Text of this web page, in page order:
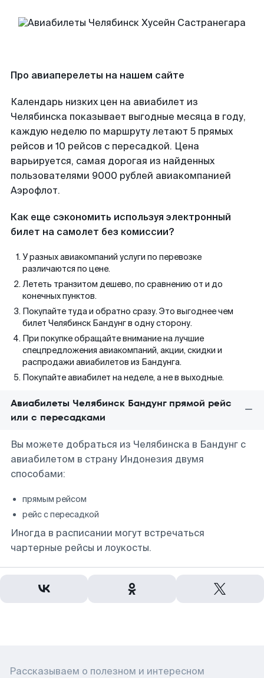
Про авиаперелеты на нашем сайте
Календарь низких цен на авиабилет из
Челябинска показывает выгодные месяца в году,
каждую неделю по маршруту летают 5 прямых
рейсов и 10 рейсов с пересадкой. Цена
варьируется, самая дорогая из найденных
пользователями 9000 рублей авиакомпанией
Аэрофлот.
Как еще сэкономить используя электронный
билет на самолет без комиссии?
У разных авиакомпаний услуги по перевозке
различаются по цене.
Лететь транзитом дешево, по сравнению от и до
конечных пунктов.
Покупайте туда и обратно сразу. Это выгоднее чем
билет Челябинск Бандунг в одну сторону.
При покупке обращайте внимание на лучшие
спецпредложения авиакомпаний, акции, скидки и
распродажи авиабилетов из Бандунга.
Покупайте авиабилет на неделе, а не в выходные.
Авиабилеты Челябинск Бандунг прямой рейс
или с пересадками
Вы можете добраться из Челябинска в Бандунг с
авиабилетом в страну Индонезия двумя
способами:
прямым рейсом
рейс с пересадкой
Иногда в расписании могут встречаться
чартерные рейсы и лоукосты.
Рассказываем о полезном и интересном